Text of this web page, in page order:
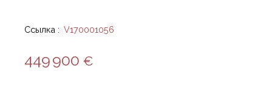
Ссылка : V170001056
449 900 €